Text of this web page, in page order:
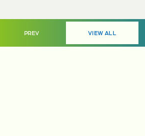
PREV VIEW ALL